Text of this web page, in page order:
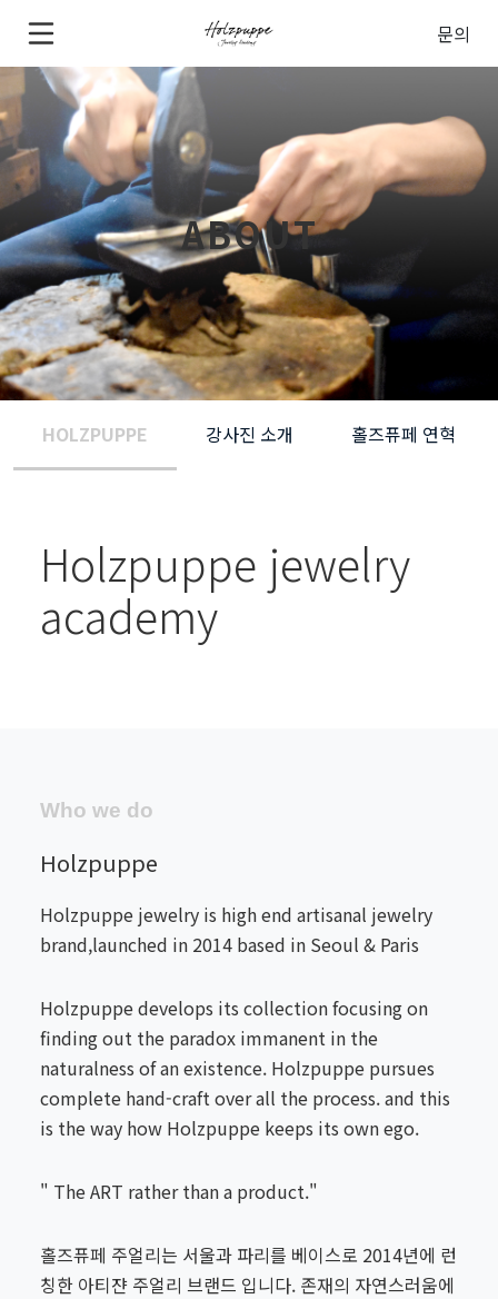
문의
ABOUT
HOLZPUPPE 강사진 소개 홀즈퓨페 연혁
Holzpuppe jewelry
academy
Who we do
Holzpuppe
Holzpuppe jewelry is high end artisanal jewelry
brand,launched in 2014 based in Seoul & Paris
Holzpuppe develops its collection focusing on
finding out the paradox immanent in the
naturalness of an existence. Holzpuppe pursues
complete hand-craft over all the process. and this
is the way how Holzpuppe keeps its own ego.
" The ART rather than a product."
홀즈퓨페 주얼리는 서울과 파리를 베이스로 2014년에 런
칭한 아티쟌 주얼리 브랜드 입니다. 존재의 자연스러움에